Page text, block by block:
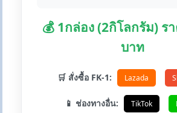
💰 1กล่อง (2กิโลกรัม) ร
บาท
🛒 สั่งซื้อ FK-1: Lazada
📱 ช่องทางอื่น: TikTok